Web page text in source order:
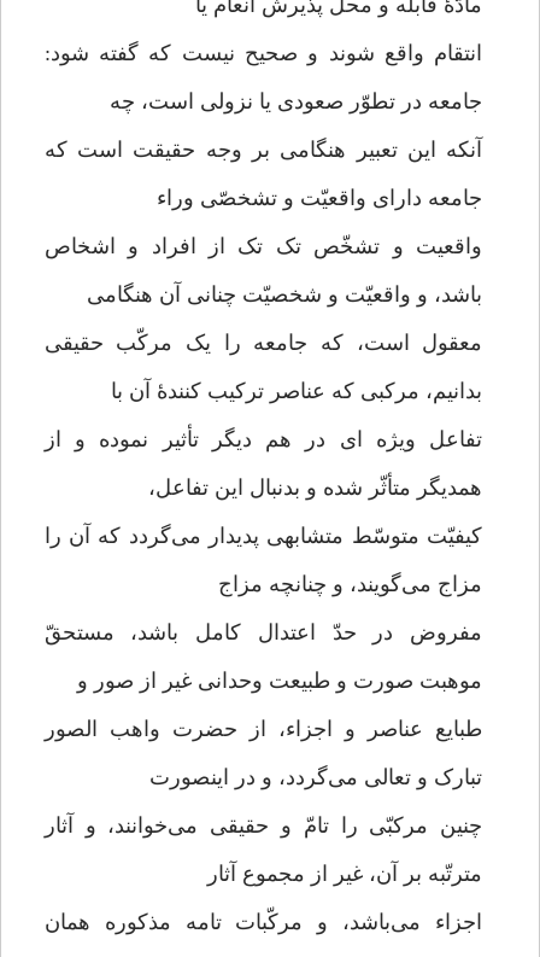
مادّۀ قابله و محلّ پذیرش انعام یا
انتقام واقع شوند و صحیح نیست که گفته شود:
جامعه در تطوّر صعودی یا نزولی است، چه
آنکه این تعبیر هنگامی بر وجه حقیقت است که
جامعه دارای واقعیّت و تشخصّی وراء
واقعیت و تشخّص تک تک از افراد و اشخاص
باشد، و واقعیّت و شخصیّت چنانی آن هنگامی
معقول است، که جامعه را یک مرکّب حقیقی
بدانیم، مرکبی که عناصر ترکیب کنندۀ آن با
تفاعل ویژه ای در هم دیگر تأثیر نموده و از
همدیگر متأثّر شده و بدنبال این تفاعل،
کیفیّت متوسّط متشابهی پدیدار می‌گردد که آن را
مزاج می‌گویند، و چنانچه مزاج
مفروض در حدّ اعتدال کامل باشد، مستحقّ
موهبت صورت و طبیعت وحدانی غیر از صور و
طبایع عناصر و اجزاء، از حضرت واهب الصور
تبارک و تعالی می‌گردد، و در اینصورت
چنین مرکبّی را تامّ و حقیقی می‌خوانند، و آثار
مترتّبه بر آن، غیر از مجموع آثار
اجزاء می‌باشد، و مرکّبات تامه مذکوره همان